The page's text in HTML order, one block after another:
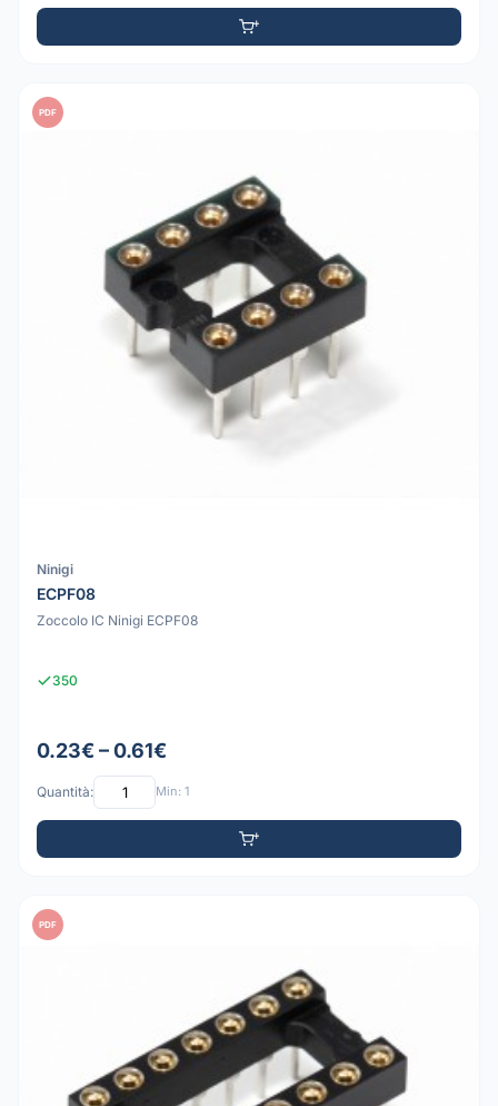
PDF
Ninigi
ECPF08
Zoccolo IC Ninigi ECPF08
350
0.23€ – 0.61€
Quantità: Min: 1
PDF